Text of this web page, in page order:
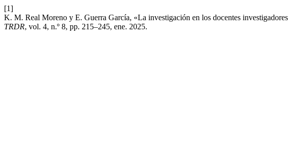
[1]
K. M. Real Moreno y E. Guerra García, «La investigación en los docentes
TRDR, vol. 4, n.º 8, pp. 215–245, ene. 2025.